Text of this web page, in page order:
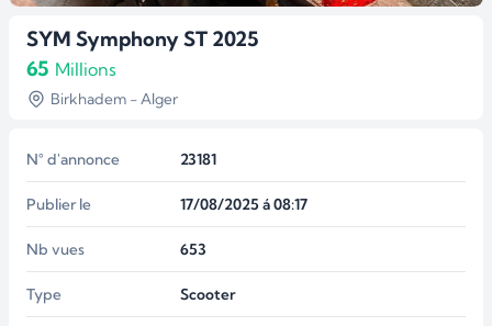
SYM Symphony ST 2025
65 Millions
Birkhadem - Alger
N° d'annonce 23181
Publier le 17/08/2025 á 08:17
Nb vues 653
Type Scooter